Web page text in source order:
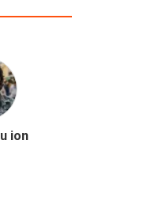
Matei
de cel putin 10 ani de la